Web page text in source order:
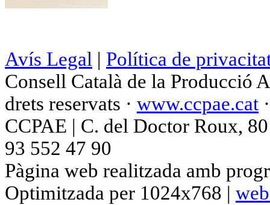
Avís Legal | Política de
Consell Català de la Producció
drets reservats · www.ccpae.cat
CCPAE | C. del Doctor Roux,
93 552 47 90
Pàgina web realitzada amb
Optimitzada per 1024x768 |